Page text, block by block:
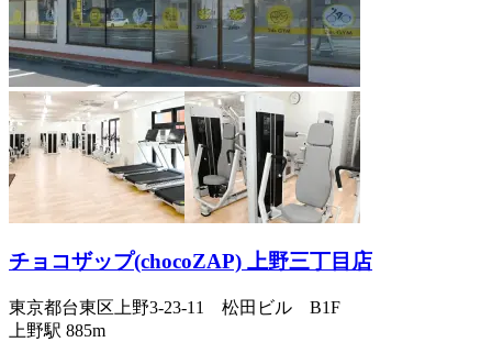
チョコザップ(chocoZAP) 上野三丁目店
東京都台東区上野3-23-11 松田ビル B1F
上野駅 885m